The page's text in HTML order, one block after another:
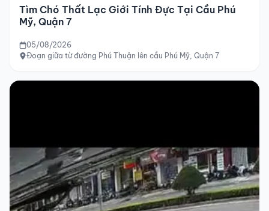
Tìm Chó Thất Lạc Giới Tính Đực Tại Cầu Phú
Mỹ, Quận 7
05/08/2026
Đoạn giữa từ đường Phú Thuận lên cầu Phú Mỹ, Quận 7